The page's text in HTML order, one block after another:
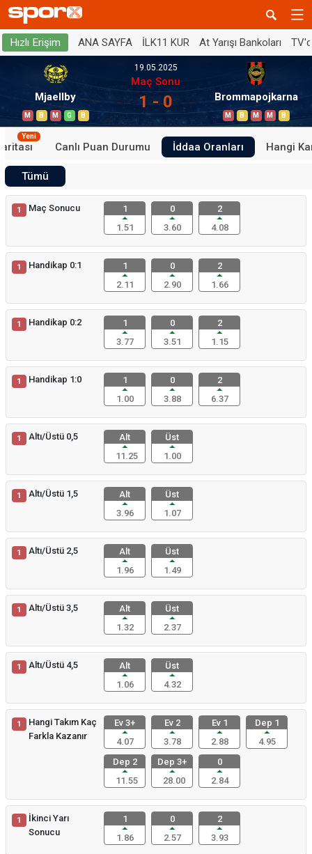
Hızlı Erişim ANA SAYFA İLK11 KUR At Yarışı Bankoları
Mjaellby
M B M G B
19.05.2025
Maç Sonu
1 - 0 Brommapojkarna
M B M M B
Yeni
Canlı Puan Durumu İddaa Oranları Hangi
Tümü
1 Maç Sonucu
1
1.51
0
3.60
2
4.08
1 Handikap 0:1
1
2.11
0
2.90
2
1.66
1 Handikap 0:2
1
3.77
0
3.51
2
1.15
1 Handikap 1:0
1
1.00
0
3.88
2
6.37
1 Altı/Üstü 0,5
Alt
11.25
Üst
1.00
1 Altı/Üstü 1,5
Alt
3.96
Üst
1.07
1 Altı/Üstü 2,5
Alt
1.96
Üst
1.49
1 Altı/Üstü 3,5
Alt
1.32
Üst
2.37
1 Altı/Üstü 4,5
Alt
1.06
Üst
4.32
1
Hangi Takım Kaç
Farkla Kazanır
Ev 3+
4.07
Ev 2
3.78
Ev 1
2.88
Dep 1
4.95
Dep 2
11.55
Dep 3+
28.00
0
2.84
1
İkinci Yarı
Sonucu
1
1.86
0
2.57
2
3.93